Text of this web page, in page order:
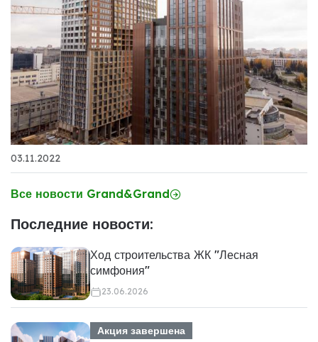
03.11.2022
Все новости Grand&Grand
Последние новости:
Ход строительства ЖК "Лесная
симфония"
23.06.2026
Акция завершена